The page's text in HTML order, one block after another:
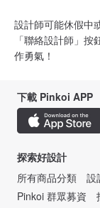
設計師可能休假中
「聯絡設計師」
作勇氣！
下載 Pinkoi APP
探索好設計
所有商品分類
設
Pinkoi 群眾募資